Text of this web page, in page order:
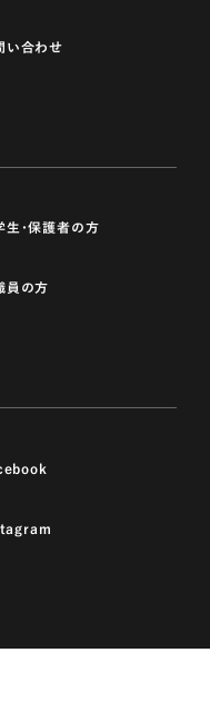
い合わせ
生・保護者の方
員の方